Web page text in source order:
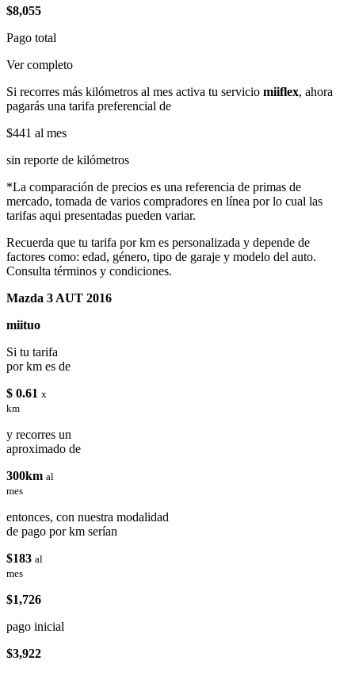
$8,055
Pago total
Ver completo
Si recorres más kilómetros al mes activa tu servicio miiflex, ahora
pagarás una tarifa preferencial de
$441 al mes
sin reporte de kilómetros
*La comparación de precios es una referencia de primas de
mercado, tomada de varios compradores en línea por lo cual las
tarifas aqui presentadas pueden variar.
Recuerda que tu tarifa por km es personalizada y depende de
factores como: edad, género, tipo de garaje y modelo del auto.
Consulta términos y condiciones.
Mazda 3 AUT 2016
miituo
Si tu tarifa
por km es de
$ 0.61 x
km
y recorres un
aproximado de
300km al
mes
entonces, con nuestra modalidad
de pago por km serían
$183 al
mes
$1,726
pago inicial
$3,922